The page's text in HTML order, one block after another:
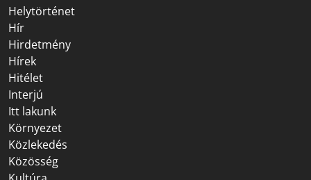
Helytörténet
Hír
Hirdetmény
Hírek
Hitélet
Interjú
Itt lakunk
Környezet
Közlekedés
Közösség